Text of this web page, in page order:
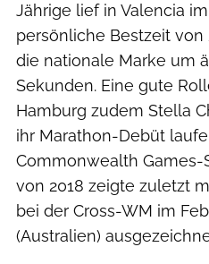
Jährige lief in Valencia
persönliche Bestzeit von
die nationale Marke um
Sekunden. Eine gute
Hamburg zudem Stella
ihr Marathon-Debüt
Commonwealth Games-
von 2018 zeigte zuletzt
bei der Cross-WM im
(Australien)